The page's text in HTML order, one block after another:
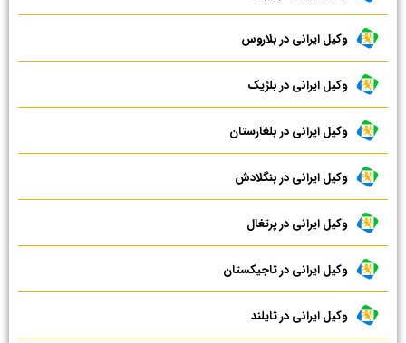
وکیل ایرانی در بلاروس
وکیل ایرانی در بلژیک
وکیل ایرانی در بلغارستان
وکیل ایرانی در بنگلادش
وکیل ایرانی در پرتغال
وکیل ایرانی در تاجیکستان
وکیل ایرانی در تایلند